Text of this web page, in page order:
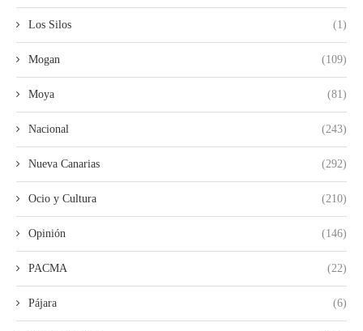
Los Silos (1)
Mogan (109)
Moya (81)
Nacional (243)
Nueva Canarias (292)
Ocio y Cultura (210)
Opinión (146)
PACMA (22)
Pájara (6)